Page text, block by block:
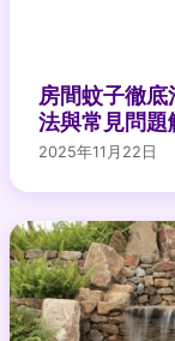
房間蚊子徹
法與常見問題
2025年11月22日